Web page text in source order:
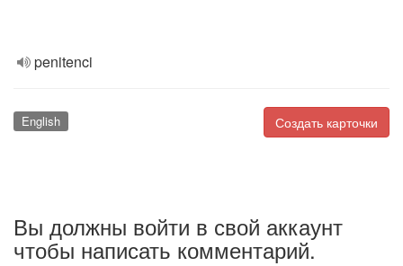
penitenci
Создать карточки
English
Вы должны войти в свой аккаунт
чтобы написать комментарий.